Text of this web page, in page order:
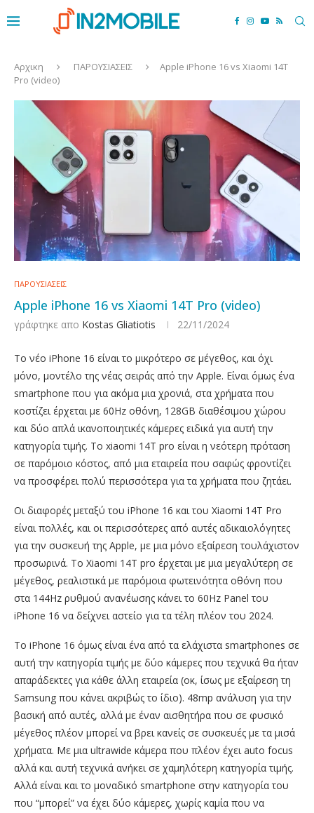
Αρχικη ΠΑΡΟΥΣΙΑΣΕΙΣ
Apple iPhone 16 vs Xiaomi 14T
Pro (video)
ΠΑΡΟΥΣΙΑΣΕΙΣ
Apple iPhone 16 vs Xiaomi 14T Pro (video)
γράφτηκε απο Kostas Gliatiotis 22/11/2024
Το νέο iPhone 16 είναι το μικρότερο σε μέγεθος, και όχι
μόνο, μοντέλο της νέας σειράς από την Apple. Είναι όμως ένα
smartphone που για ακόμα μια χρονιά, στα χρήματα που
κοστίζει έρχεται με 60Hz οθόνη, 128GB διαθέσιμου χώρου
και δύο απλά ικανοποιητικές κάμερες ειδικά για αυτή την
κατηγορία τιμής. Το xiaomi 14T pro είναι η νεότερη πρόταση
σε παρόμοιο κόστος, από μια εταιρεία που σαφώς φροντίζει
να προσφέρει πολύ περισσότερα για τα χρήματα που ζητάει.
Οι διαφορές μεταξύ του iPhone 16 και του Xiaomi 14T Pro
είναι πολλές, και οι περισσότερες από αυτές αδικαιολόγητες
για την συσκευή της Apple, με μια μόνο εξαίρεση τουλάχιστον
προσωρινά. Το Xiaomi 14T pro έρχεται με μια μεγαλύτερη σε
μέγεθος, ρεαλιστικά με παρόμοια φωτεινότητα οθόνη που
στα 144Hz ρυθμού ανανέωσης κάνει το 60Hz Panel του
iPhone 16 να δείχνει αστείο για τα τέλη πλέον του 2024.
Το iPhone 16 όμως είναι ένα από τα ελάχιστα smartphones σε
αυτή την κατηγορία τιμής με δύο κάμερες που τεχνικά θα ήταν
απαράδεκτες για κάθε άλλη εταιρεία (οκ, ίσως με εξαίρεση τη
Samsung που κάνει ακριβώς το ίδιο). 48mp ανάλυση για την
βασική από αυτές, αλλά με έναν αισθητήρα που σε φυσικό
μέγεθος πλέον μπορεί να βρει κανείς σε συσκευές με τα μισά
χρήματα. Με μια ultrawide κάμερα που πλέον έχει auto focus
αλλά και αυτή τεχνικά ανήκει σε χαμηλότερη κατηγορία τιμής.
Αλλά είναι και το μοναδικό smartphone στην κατηγορία του
που “μπορεί” να έχει δύο κάμερες, χωρίς καμία που να